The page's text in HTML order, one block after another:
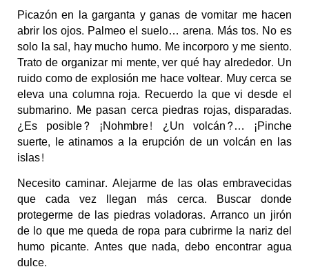
Picazón en la garganta y ganas de vomitar me hacen
abrir los ojos. Palmeo el suelo… arena. Más tos. No es
solo la sal, hay mucho humo. Me incorporo y me siento.
Trato de organizar mi mente, ver qué hay alrededor. Un
ruido como de explosión me hace voltear. Muy cerca se
eleva una columna roja. Recuerdo la que vi desde el
submarino. Me pasan cerca piedras rojas, disparadas.
¿Es posible? ¡Nohmbre! ¿Un volcán?… ¡Pinche
suerte, le atinamos a la erupción de un volcán en las
islas!
Necesito caminar. Alejarme de las olas embravecidas
que cada vez llegan más cerca. Buscar donde
protegerme de las piedras voladoras. Arranco un jirón
de lo que me queda de ropa para cubrirme la nariz del
humo picante. Antes que nada, debo encontrar agua
dulce.